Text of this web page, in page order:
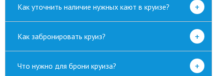
Как уточнить наличие нужных кают в круизе? +
Как забронировать круиз? +
Что нужно для брони круиза? +